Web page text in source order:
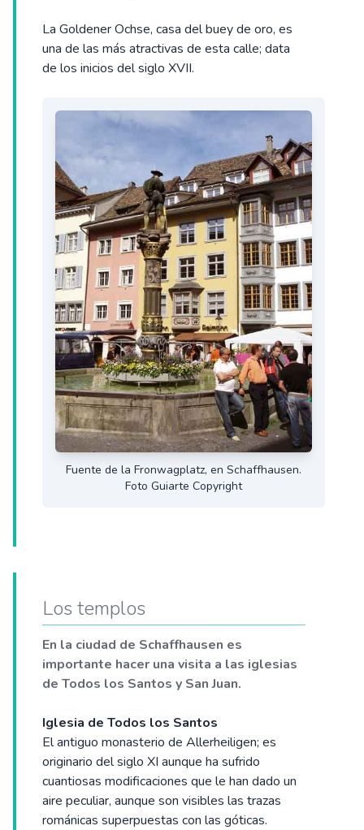
La Goldener Ochse, casa del buey de oro, es
una de las más atractivas de esta calle; data
de los inicios del siglo XVII.
Fuente de la Fronwagplatz, en Schaffhausen.
Foto Guiarte Copyright
Los templos
En la ciudad de Schaffhausen es
importante hacer una visita a las iglesias
de Todos los Santos y San Juan.
Iglesia de Todos los Santos
El antiguo monasterio de Allerheiligen; es
originario del siglo XI aunque ha sufrido
cuantiosas modificaciones que le han dado un
aire peculiar, aunque son visibles las trazas
románicas superpuestas con las góticas.